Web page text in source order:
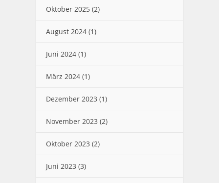
Oktober 2025 (2)
August 2024 (1)
Juni 2024 (1)
März 2024 (1)
Dezember 2023 (1)
November 2023 (2)
Oktober 2023 (2)
Juni 2023 (3)